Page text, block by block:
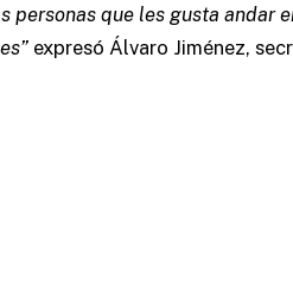
personas que les gusta andar
expresó Álvaro Jiménez,